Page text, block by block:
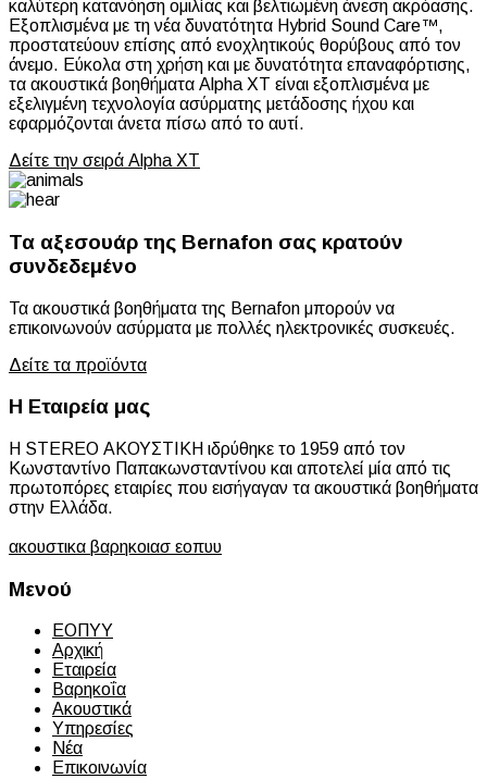
καλύτερη κατανόηση ομιλίας και βελτιωμένη άνεση ακρόασης.
Εξοπλισμένα με τη νέα δυνατότητα Hybrid Sound Care™,
προστατεύουν επίσης από ενοχλητικούς θορύβους από τον
άνεμο. Εύκολα στη χρήση και με δυνατότητα επαναφόρτισης,
τα ακουστικά βοηθήματα Alpha XT είναι εξοπλισμένα με
εξελιγμένη τεχνολογία ασύρματης μετάδοσης ήχου και
εφαρμόζονται άνετα πίσω από το αυτί.
Δείτε την σειρά Alpha XT
Τα αξεσουάρ της Bernafon σας κρατούν
συνδεδεμένο
Τα ακουστικά βοηθήματα της Bernafon μπορούν να
επικοινωνούν ασύρματα με πολλές ηλεκτρονικές συσκευές.
Δείτε τα προϊόντα
Η Εταιρεία μας
Η STEREO ΑΚΟΥΣΤΙΚΗ ιδρύθηκε το 1959 από τον
Κωνσταντίνο Παπακωνσταντίνου και αποτελεί μία από τις
πρωτοπόρες εταιρίες που εισήγαγαν τα ακουστικά βοηθήματα
στην Ελλάδα.
ακουστικα βαρηκοιασ εοπυυ
Μενού
ΕΟΠΥΥ
Αρχική
Εταιρεία
Βαρηκοΐα
Ακουστικά
Υπηρεσίες
Νέα
Επικοινωνία